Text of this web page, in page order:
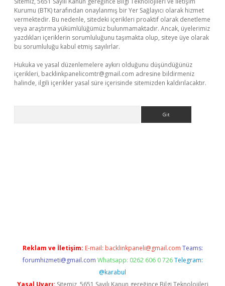
Kurumu (BTK) tarafından onaylanmış bir Yer Sağlayıcı olarak hizmet
vermektedir. Bu nedenle, sitedeki içerikleri proaktif olarak denetleme
veya araştırma yükümlülüğümüz bulunmamaktadır. Ancak, üyelerimiz
yazdıkları içeriklerin sorumluluğunu taşımakta olup, siteye üye olarak
bu sorumluluğu kabul etmiş sayılırlar.
Hukuka ve yasal düzenlemelere aykırı olduğunu düşündüğünüz
içerikleri, backlinkpanelicomtr@gmail.com adresine bildirmeniz
halinde, ilgili içerikler yasal süre içerisinde sitemizden kaldırılacaktır.
Reklam ve İletişim: E-mail: backlinkpaneli@gmail.com Teams:
forumhizmeti@gmail.com Whatsapp: 0262 606 0 726 Telegram:
@karabul
Yasal Uyarı: Sitemiz, 5651 Sayılı Kanun gereğince Bilgi Teknolojileri